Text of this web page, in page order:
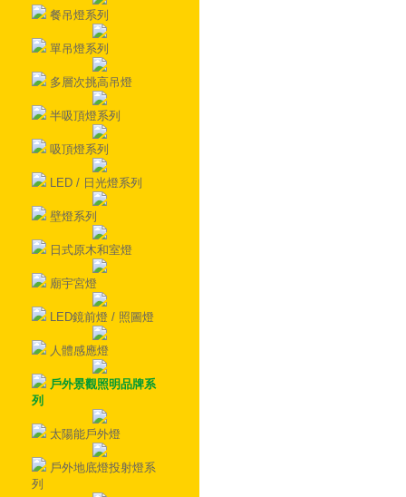
餐吊燈系列
單吊燈系列
多層次挑高吊燈
半吸頂燈系列
吸頂燈系列
LED / 日光燈系列
壁燈系列
日式原木和室燈
廟宇宮燈
LED鏡前燈 / 照圖燈
人體感應燈
戶外景觀照明品牌系
列
太陽能戶外燈
戶外地底燈投射燈系
列